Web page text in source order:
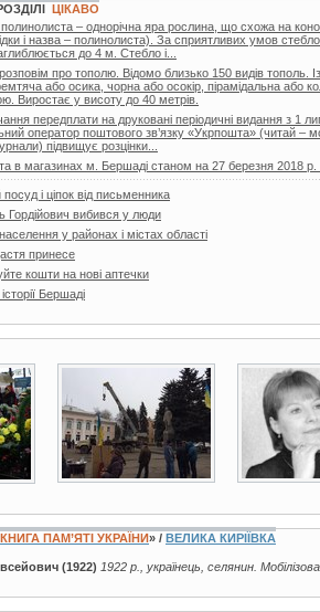
ЦІКАВО
полинолиста – однорічна яра рослина, що схожа на
і назва – полинолиста). За сприятливих умов
до 4 м. Стебло і...
про тополю. Відомо близько 150 видів тополь.
або осика, чорна або осокір, пірамідальна
Виростає у висоту до 40 метрів.
передплати на друковані періодичні видання з 1
оператор поштового зв’язку «Укрпошта» (читай –
підвищує розцінки...
в магазинах м. Бершаді станом на 27 березня 2018 р.
і ціпок від письменника
Гордійович вибився у люди
населення у районах і містах області
принесе
кошти на нові аптечки
Бершаді
3 фото
КНИГА ПАМ’ЯТІ УКРАЇНИ» / ВЕЛИКА КИРІЇВКА
(1922) 1922 р., українець, селянин.